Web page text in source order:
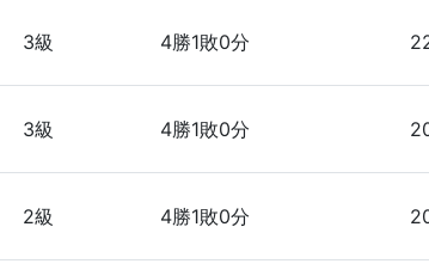
3級 4勝1敗0分
3級 4勝1敗0分
2級 4勝1敗0分